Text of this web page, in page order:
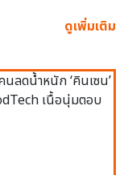
ดูเพิ่มเติม